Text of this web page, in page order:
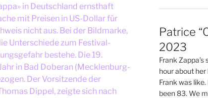
in Deutschland ernsthaft
mit Preisen in US-Dollar für
nicht aus. Bei der Bildmarke,
Unterschiede zum Festival-
bestehe. Die 19.
in Bad Doberan (Mecklenburg-
Der Vorsitzende der
Dippel, zeigte sich nach
Patrice
2023
Frank
hour about
Frank was
been 83. We